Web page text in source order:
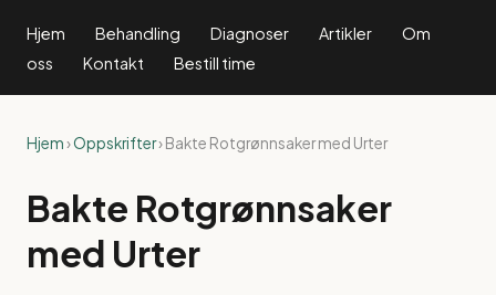
Hjem Behandling Diagnoser Artikler
Om
oss
Kontakt Bestill time
Hjem›Oppskrifter› Bakte Rotgrønnsaker med Urter
Bakte Rotgrønnsaker
med Urter